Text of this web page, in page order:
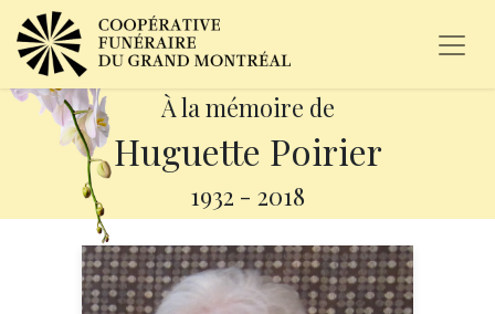
À la mémoire de
Huguette Poirier
1932 - 2018